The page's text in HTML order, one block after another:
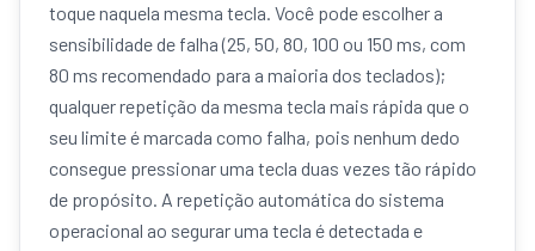
toque naquela mesma tecla. Você pode escolher a
sensibilidade de falha (25, 50, 80, 100 ou 150 ms, com
80 ms recomendado para a maioria dos teclados);
qualquer repetição da mesma tecla mais rápida que o
seu limite é marcada como falha, pois nenhum dedo
consegue pressionar uma tecla duas vezes tão rápido
de propósito. A repetição automática do sistema
operacional ao segurar uma tecla é detectada e